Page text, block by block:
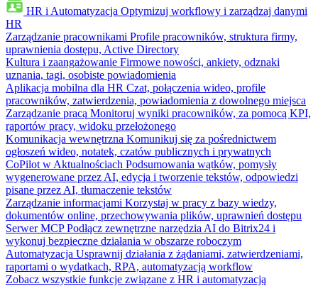
HR i Automatyzacja Optymizuj workflowy i zarządzaj danymi
HR
Zarządzanie pracownikami Profile pracowników, struktura firmy,
uprawnienia dostępu, Active Directory
Kultura i zaangażowanie Firmowe nowości, ankiety, odznaki
uznania, tagi, osobiste powiadomienia
Aplikacja mobilna dla HR Czat, połączenia wideo, profile
pracowników, zatwierdzenia, powiadomienia z dowolnego miejsca
Zarządzanie pracą Monitoruj wyniki pracowników, za pomocą KPI,
raportów pracy, widoku przełożonego
Komunikacja wewnętrzna Komunikuj się za pośrednictwem
ogłoszeń wideo, notatek, czatów publicznych i prywatnych
CoPilot w Aktualnościach Podsumowania wątków, pomysły
wygenerowane przez AI, edycja i tworzenie tekstów, odpowiedzi
pisane przez AI, tłumaczenie tekstów
Zarządzanie informacjami Korzystaj w pracy z bazy wiedzy,
dokumentów online, przechowywania plików, uprawnień dostępu
Serwer MCP Podłącz zewnętrzne narzędzia AI do Bitrix24 i
wykonuj bezpieczne działania w obszarze roboczym
Automatyzacja Usprawnij działania z żądaniami, zatwierdzeniami,
raportami o wydatkach, RPA, automatyzacją workflow
Zobacz wszystkie funkcje związane z HR i automatyzacją